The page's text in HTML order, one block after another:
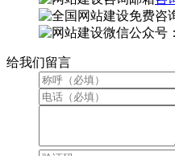
微信公众号
给我们留言